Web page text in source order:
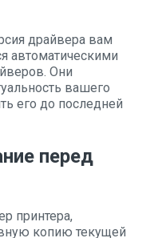
драйвера вам
автоматическими
Они
вашего
его до последней
перед
принтера,
копию текущей